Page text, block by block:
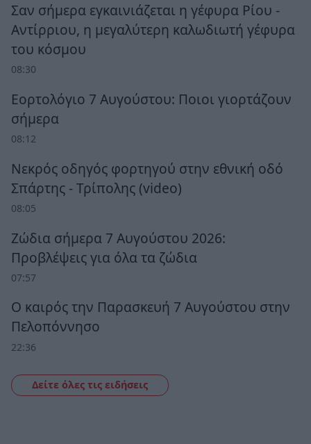
Σαν σήμερα εγκαινιάζεται η γέφυρα Ρίου -
Αντίρριου, η μεγαλύτερη καλωδιωτή γέφυρα
του κόσμου
08:30
Εορτολόγιο 7 Αυγούστου: Ποιοι γιορτάζουν
σήμερα
08:12
Νεκρός οδηγός φορτηγού στην εθνική οδό
Σπάρτης - Τρίπολης (video)
08:05
Ζώδια σήμερα 7 Αυγούστου 2026:
Προβλέψεις για όλα τα ζώδια
07:57
Ο καιρός την Παρασκευή 7 Αυγούστου στην
Πελοπόννησο
22:36
Δείτε όλες τις ειδήσεις